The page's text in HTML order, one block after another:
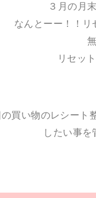
３月の月
なんとーー！！
リセッ
買い物のレシート
したい事